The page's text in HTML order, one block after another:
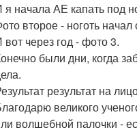
я начала АЕ капать под
второе - ноготь
вот через год - фото 3.
были дни, когда
результат на
великого
волшебной палочки -